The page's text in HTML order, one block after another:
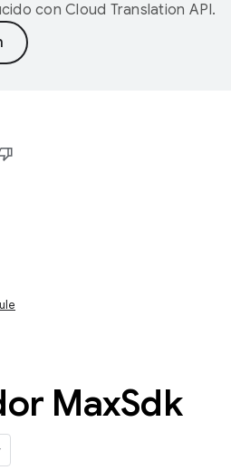
con Cloud Translation API.
MaxSdk